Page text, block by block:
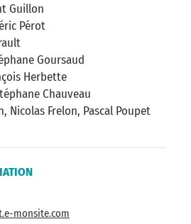
Guillon
Pérot
Goursaud
Herbette
Chauveau
Nicolas Frelon, Pascal Poupet
monsite.com